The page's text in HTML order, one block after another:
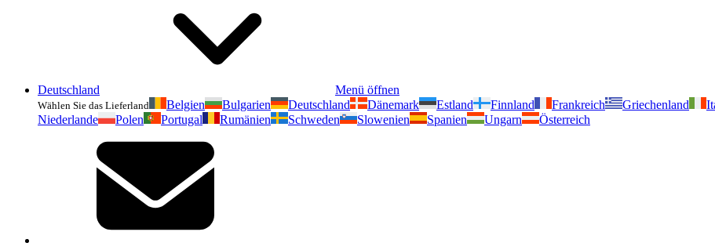
Deutschland Menü öffnen
Wählen Sie das Lieferland Belgien Bulgarien Deutschland Dänemark Estland Finnland Frankreich Griechenland
Niederlande
Polen Portugal Rumänien Schweden Slowenien Spanien Ungarn Österreich